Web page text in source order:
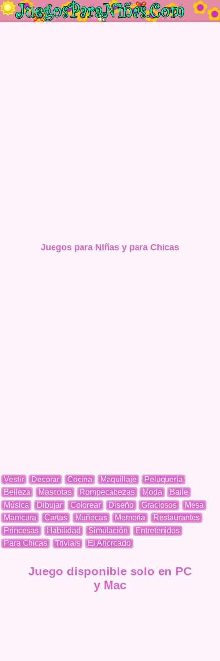
Juegos para Niñas y para Chicas
Vestir Decorar Cocina Maquillaje
Peluquería
Belleza
Mascotas Rompecabezas Moda
Baile
Música
Dibujar Colorear Diseño Graciosos
Mesa
Manicura
Cartas Muñecas Memoria
Restaurantes
Princesas
Habilidad Simulación
Entretenidos
Para Chicas
Trivials El Ahorcado
Juego disponible solo en PC
y Mac